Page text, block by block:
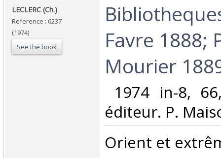
‎LECLERC (Ch.)‎
Reference : 6237
(1974)
See the book
Favre 1888;
Mourier
1974 in-8,
éditeur. P.
‎Orient et